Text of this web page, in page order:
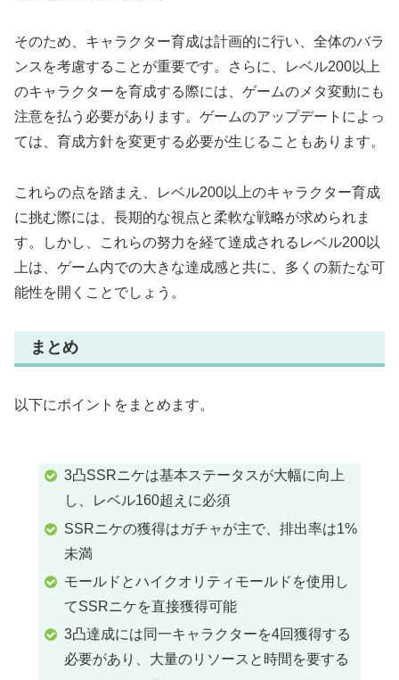
そのため、キャラクター育成は計画的に行い、全体のバラ
ンスを考慮することが重要です。さらに、レベル200以上
のキャラクターを育成する際には、ゲームのメタ変動にも
注意を払う必要があります。ゲームのアップデートによっ
ては、育成方針を変更する必要が生じることもあります。
これらの点を踏まえ、レベル200以上のキャラクター育成
に挑む際には、長期的な視点と柔軟な戦略が求められま
す。しかし、これらの努力を経て達成されるレベル200以
上は、ゲーム内での大きな達成感と共に、多くの新たな可
能性を開くことでしょう。
まとめ
以下にポイントをまとめます。
3凸SSRニケは基本ステータスが大幅に向上
し、レベル160超えに必須
SSRニケの獲得はガチャが主で、排出率は1%
未満
モールドとハイクオリティモールドを使用し
てSSRニケを直接獲得可能
3凸達成には同一キャラクターを4回獲得する
必要があり、大量のリソースと時間を要する